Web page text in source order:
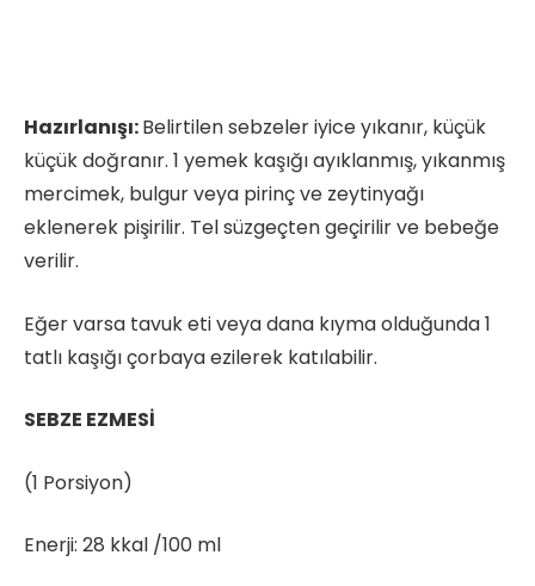
Hazırlanışı:Belirtilen sebzeler iyice yıkanır, küçük
küçük doğranır. 1 yemek kaşığı ayıklanmış, yıkanmış
mercimek, bulgur veya pirinç ve zeytinyağı
eklenerek pişirilir. Tel süzgeçten geçirilir ve bebeğe
verilir.
Eğer varsa tavuk eti veya dana kıyma olduğunda 1
tatlı kaşığı çorbaya ezilerek katılabilir.
SEBZE EZMESİ
(1 Porsiyon)
Enerji: 28 kkal /100 ml